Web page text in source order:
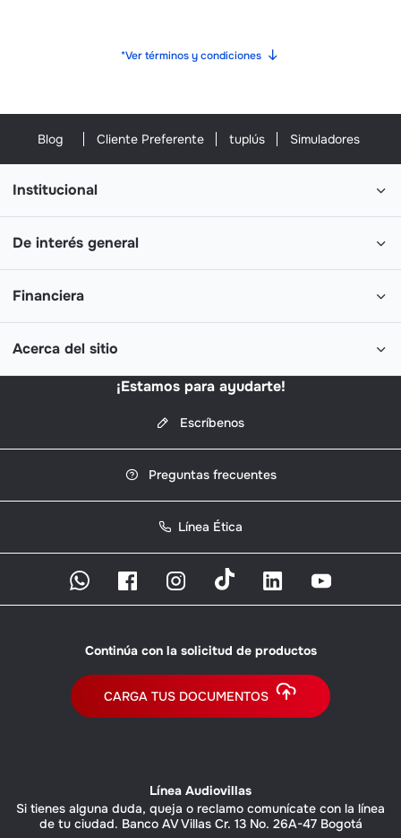
*Ver términos y condiciones
Blog Cliente Preferente tuplús Simuladores
Institucional
De interés general
Financiera
Acerca del sitio
¡Estamos para ayudarte!
Escríbenos
Preguntas frecuentes
Línea Ética
Continúa con la solicitud de productos
CARGA TUS DOCUMENTOS
Línea Audiovillas
Si tienes alguna duda, queja o reclamo comunícate con la línea
de tu ciudad. Banco AV Villas Cr. 13 No. 26A-47 Bogotá